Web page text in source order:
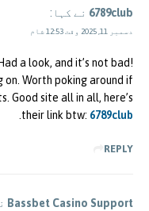
6789club نے کہا:
دسمبر 11, 2025 وقت 12:53 شام
a look, and it’s not bad!
on. Worth poking around if
Good site all in all, here’s
their link btw: 6789club
REPLY
Bassbet Casino Support